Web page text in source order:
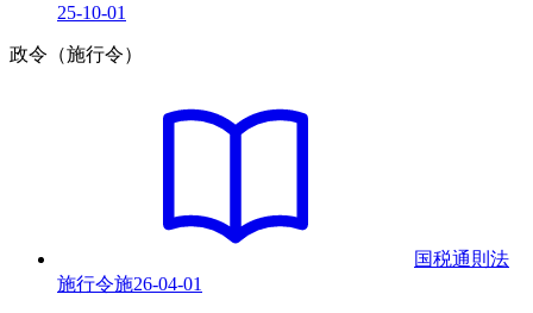
25-10-01
政令（施行令）
国税通則法
施行令施26-04-01